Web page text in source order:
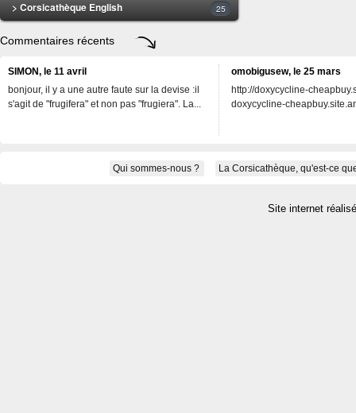
> Corsicathèque English 25
Commentaires récents
SIMON, le 11 avril
bonjour, il y a une autre faute sur la devise :il
s'agit de "frugifera" et non pas "frugiera". La...
omobigusew, le 25 mars
http://doxycycline-
doxycycline-
Qui sommes-nous ? La Corsicathèque, qu'est-ce
Site internet